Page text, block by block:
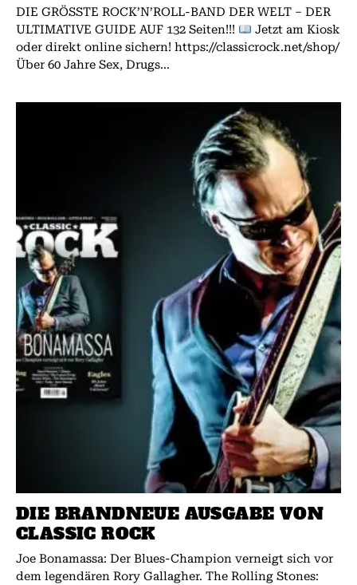
DIE GRÖSSTE ROCK’N’ROLL-BAND DER WELT – DER
ULTIMATIVE GUIDE AUF 132 Seiten!!!
Jetzt am Kiosk
oder direkt online sichern! https://classicrock.net/shop/
Über 60 Jahre Sex, Drugs...
DIE BRANDNEUE AUSGABE VON
CLASSIC ROCK
Joe Bonamassa: Der Blues-Champion verneigt sich vor
dem legendären Rory Gallagher. The Rolling Stones: